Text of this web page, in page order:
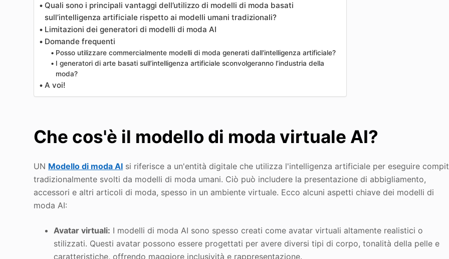
Quali sono i principali vantaggi dell’utilizzo di modelli di moda basati
sull’intelligenza artificiale rispetto ai modelli umani tradizionali?
Limitazioni dei generatori di modelli di moda AI
Domande frequenti
Posso utilizzare commercialmente modelli di moda generati dall'intelligenza artificiale?
I generatori di arte basati sull’intelligenza artificiale sconvolgeranno l’industria della
moda?
A voi!
Che cos'è il modello di moda virtuale AI?
UN Modello di moda AI si riferisce a un'entità digitale che utilizza l'intelligenza artificiale per eseguire
tradizionalmente svolti da modelli di moda umani. Ciò può includere la presentazione di abbigliamento,
accessori e altri articoli di moda, spesso in un ambiente virtuale. Ecco alcuni aspetti chiave dei modelli di
moda AI:
Avatar virtuali: I modelli di moda AI sono spesso creati come avatar virtuali altamente realistici o
stilizzati. Questi avatar possono essere progettati per avere diversi tipi di corpo, tonalità della pelle e
caratteristiche, offrendo maggiore inclusività e rappresentazione.